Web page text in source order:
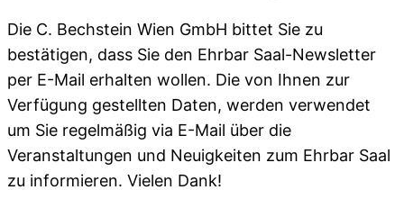
Die C. Bechstein Wien GmbH bittet Sie zu
bestätigen, dass Sie den Ehrbar Saal-Newsletter
per E-Mail erhalten wollen. Die von Ihnen zur
Verfügung gestellten Daten, werden verwendet
um Sie regelmäßig via E-Mail über die
Veranstaltungen und Neuigkeiten zum Ehrbar Saal
zu informieren. Vielen Dank!